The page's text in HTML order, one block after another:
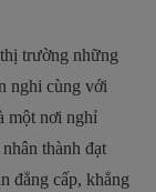
trường những
nghi cùng với
một nơi nghỉ
thành đạt
đẳng cấp, khẳng